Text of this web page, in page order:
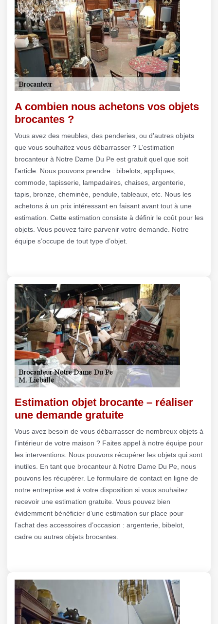
A combien nous achetons vos objets
brocantes ?
Vous avez des meubles, des penderies, ou d’autres objets
que vous souhaitez vous débarrasser ? L’estimation
brocanteur à Notre Dame Du Pe est gratuit quel que soit
l’article. Nous pouvons prendre : bibelots, appliques,
commode, tapisserie, lampadaires, chaises, argenterie,
tapis, bronze, cheminée, pendule, tableaux, etc. Nous les
achetons à un prix intéressant en faisant avant tout à une
estimation. Cette estimation consiste à définir le coût pour les
objets. Vous pouvez faire parvenir votre demande. Notre
équipe s’occupe de tout type d’objet.
Estimation objet brocante – réaliser
une demande gratuite
Vous avez besoin de vous débarrasser de nombreux objets à
l’intérieur de votre maison ? Faites appel à notre équipe pour
les interventions. Nous pouvons récupérer les objets qui sont
inutiles. En tant que brocanteur à Notre Dame Du Pe, nous
pouvons les récupérer. Le formulaire de contact en ligne de
notre entreprise est à votre disposition si vous souhaitez
recevoir une estimation gratuite. Vous pouvez bien
évidemment bénéficier d’une estimation sur place pour
l’achat des accessoires d’occasion : argenterie, bibelot,
cadre ou autres objets brocantes.